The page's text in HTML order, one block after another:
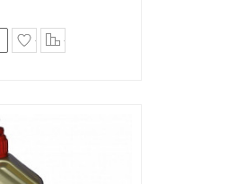
в закладки